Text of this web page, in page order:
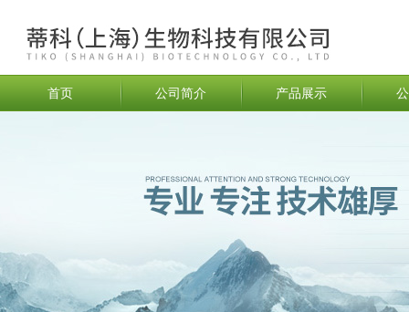
首页 公司简介 产品展示